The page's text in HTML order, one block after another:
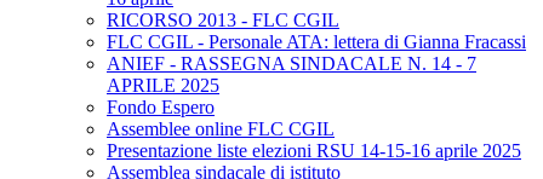
RICORSO 2013 - FLC CGIL
FLC CGIL - Personale ATA: lettera di Gianna Fracassi
ANIEF - RASSEGNA SINDACALE N. 14 - 7
APRILE 2025
Fondo Espero
Assemblee online FLC CGIL
Presentazione liste elezioni RSU 14-15-16 aprile 2025
Assemblea sindacale di istituto